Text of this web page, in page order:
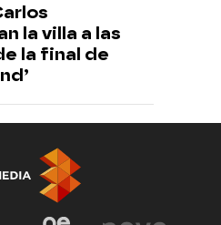
la villa a las
la final de